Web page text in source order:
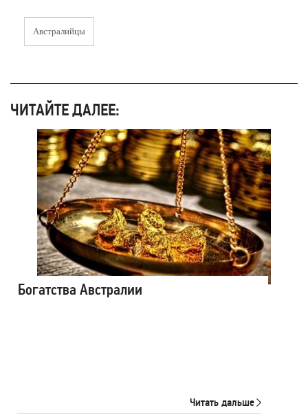
Австралийцы
ЧИТАЙТЕ ДАЛЕЕ:
Богатства Австралии
Читать дальше